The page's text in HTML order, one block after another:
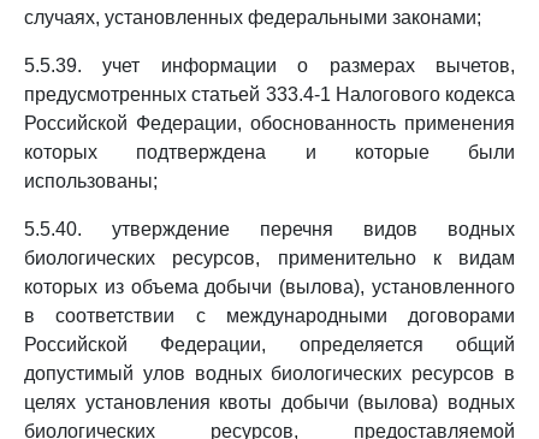
случаях, установленных федеральными законами;
5.5.39. учет информации о размерах вычетов,
предусмотренных статьей 333.4-1 Налогового кодекса
Российской Федерации, обоснованность применения
которых подтверждена и которые были
использованы;
5.5.40. утверждение перечня видов водных
биологических ресурсов, применительно к видам
которых из объема добычи (вылова), установленного
в соответствии с международными договорами
Российской Федерации, определяется общий
допустимый улов водных биологических ресурсов в
целях установления квоты добычи (вылова) водных
биологических ресурсов, предоставляемой